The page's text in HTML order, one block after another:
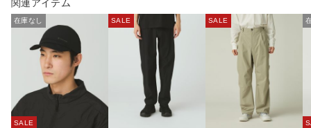
関連アイテム
在庫なし
SALE
SALE SALE